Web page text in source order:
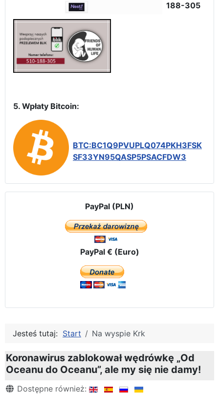
188-305
5. Wpłaty Bitcoin:
BTC:BC1Q9PVUPLQ074PKH3FSK
SF33YN95QASP5PSACFDW3
PayPal (PLN)
PayPal € (Euro)
Jesteś tutaj: Start Na wyspie Krk
Koronawirus zablokował wędrówkę „Od
Oceanu do Oceanu”, ale my się nie damy!
Szczegóły
Dostępne również: